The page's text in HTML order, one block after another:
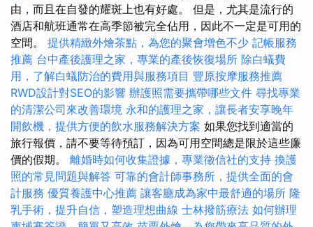
由，而且在自發的耀斑上也有好處。 但是，尤其是流行的
酒店和航班通常在高季節被完全佔用，因此不一定是可用的
空間。 提供精緻外燴茶點，為您的聚會增色不少 記帳服務
推薦 台中產後護理之家，專業的產後恢復場所 除白蟻費
用，了解白蟻防治的費用與服務項目 豐原按摩服務推薦
RWD設計對SEO的影響 辦護照需要攜帶哪些文件 尋找專業
的清潔公司來改善環境 永和的護理之家，讓長者安享晚年
開飲機，提供方便的飲水服務解決方案 如果您找到適當的
旅行報價，請不要等待預訂，因為可用空間總是限於這些廉
價的假期。 離婚時如何收集證據，專業徵信社的支持 換護
照的常見問題與解答 可靠的會計師事務所，提供全面的會
計服務 優質養護中心推薦 讓客廳成為家中最舒適的場所 隆
乳手術，提升自信，塑造理想曲線 士林撥筋療法 如何辦理